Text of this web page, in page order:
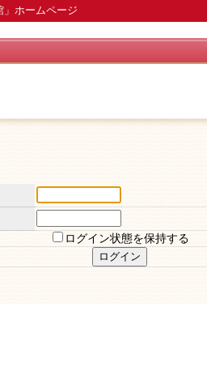
」ホームページ
ログイン状態を保持する